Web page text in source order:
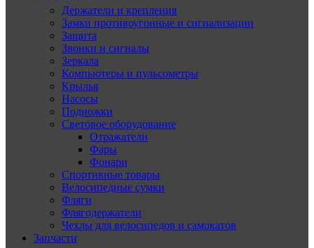
Держатели и крепления
Замки противоугонные и сигнализации
Защита
Звонки и сигналы
Зеркала
Компьютеры и пульсометры
Крылья
Насосы
Подножки
Световое оборудование
Отражатели
Фары
Фонари
Спортивные товары
Велосипедные сумки
Фляги
Флягодержатели
Чехлы для велосипедов и самокатов
Запчасти